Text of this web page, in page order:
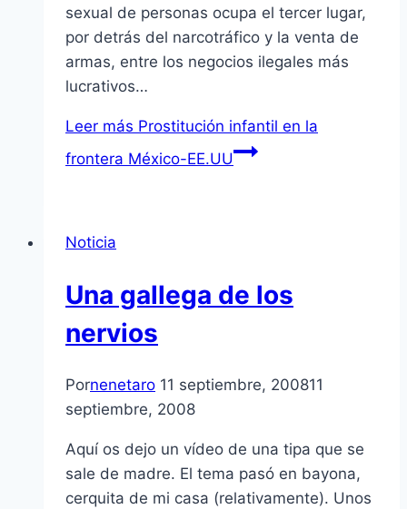
sexual de personas ocupa el tercer lugar,
por detrás del narcotráfico y la venta de
armas, entre los negocios ilegales más
lucrativos…
Leer más Prostitución infantil en la
frontera México-EE.UU
Noticia
Una gallega de los
nervios
Pornenetaro 11 septiembre, 200811
septiembre, 2008
Aquí­ os dejo un ví­deo de una tipa que se
sale de madre. El tema pasó en bayona,
cerquita de mi casa (relativamente). Unos